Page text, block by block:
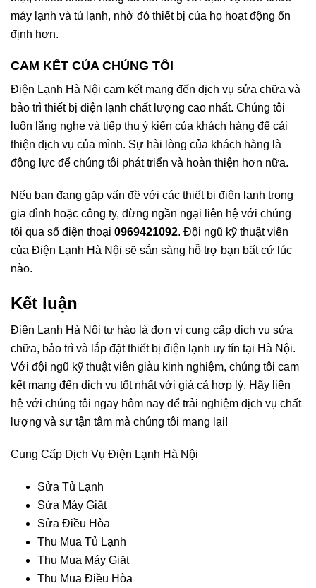
máy lạnh và tủ lạnh, nhờ đó thiết bị của họ hoạt động ổn
định hơn.
CAM KẾT CỦA CHÚNG TÔI
Điện Lạnh Hà Nội cam kết mang đến dịch vụ sửa chữa và
bảo trì thiết bị điện lạnh chất lượng cao nhất. Chúng tôi
luôn lắng nghe và tiếp thu ý kiến của khách hàng để cải
thiện dịch vụ của mình. Sự hài lòng của khách hàng là
động lực để chúng tôi phát triển và hoàn thiện hơn nữa.
Nếu bạn đang gặp vấn đề với các thiết bị điện lạnh trong
gia đình hoặc công ty, đừng ngần ngại liên hệ với chúng
tôi qua số điện thoại 0969421092. Đội ngũ kỹ thuật viên
của Điện Lạnh Hà Nội sẽ sẵn sàng hỗ trợ bạn bất cứ lúc
nào.
Kết luận
Điện Lạnh Hà Nội tự hào là đơn vị cung cấp dịch vụ sửa
chữa, bảo trì và lắp đặt thiết bị điện lạnh uy tín tại Hà Nội.
Với đội ngũ kỹ thuật viên giàu kinh nghiệm, chúng tôi cam
kết mang đến dịch vụ tốt nhất với giá cả hợp lý. Hãy liên
hệ với chúng tôi ngay hôm nay để trải nghiệm dịch vụ chất
lượng và sự tận tâm mà chúng tôi mang lại!
Cung Cấp Dịch Vụ Điện Lạnh Hà Nội
Sửa Tủ Lạnh
Sửa Máy Giặt
Sửa Điều Hòa
Thu Mua Tủ Lạnh
Thu Mua Máy Giặt
Thu Mua Điều Hòa